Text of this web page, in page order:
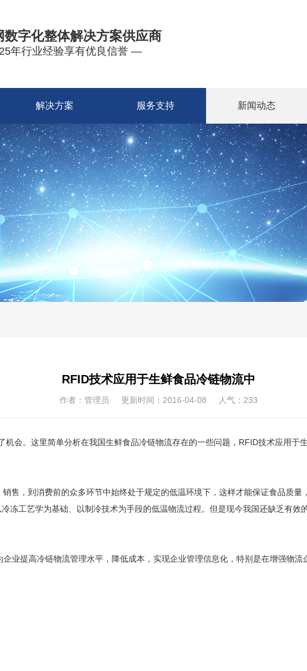
数字化整体解决方案供应商
年行业经验享有优良信誉 —
解决方案 服务支持 新闻动态
RFID技术应用于生鲜食品冷链物流中
作者：管理员 更新时间：2016-04-08 人气： 233
会。这里简单分析在我国生鲜食品冷链物流存在的一些问题，RFID技术应用于
售，到消费前的众多环节中始终处于规定的低温环境下，这样才能保证食品质量
冻工艺学为基础、以制冷技术为手段的低温物流过程。但是现今我国还缺乏有
业提高冷链物流管理水平，降低成本，实现企业管理信息化，特别是在增强物流